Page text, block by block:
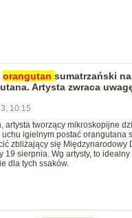
orangutan sumatrzański
Artysta zwraca
10:15
artysta tworzący mikroskopijne
igielnym postać orangutana
zbliżający się Międzynarodowy
19 sierpnia. Wg artysty, to
dla tych ssaków.